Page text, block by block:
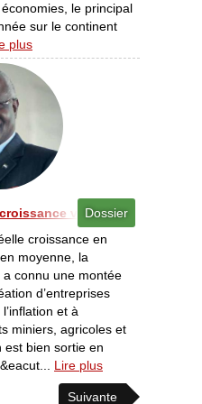
le principal
sur le continent
plus
Dossier
vigoureuse [12/2013]
croissance en
moyenne, la
connu une montée
d’entreprises
et à
miniers, agricoles et
est bien sortie en
Lire plus
Suivante